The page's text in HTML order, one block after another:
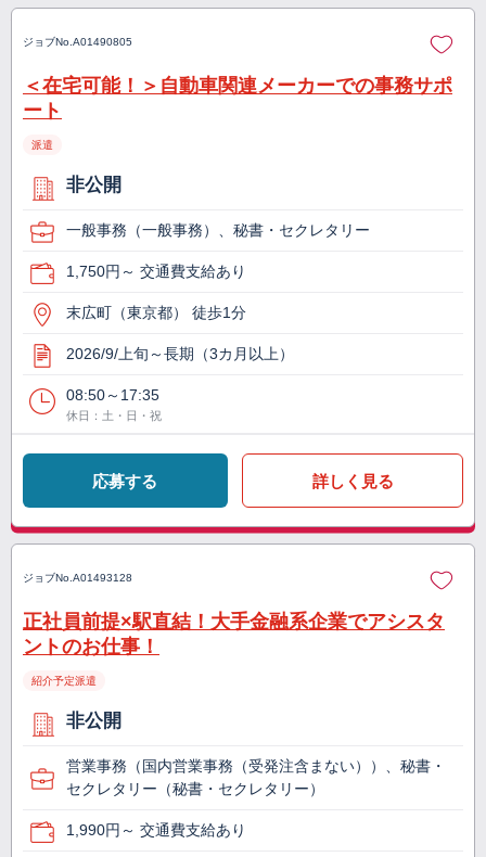
ジョブNo. A01490805
＜在宅可能！＞自動車関連メーカーでの事務サポ
ート
派遣
非公開
一般事務（一般事務）、秘書・セクレタリー
1,750円～ 交通費支給あり
末広町（東京都） 徒歩1分
2026/9/上旬～長期（3カ月以上）
08:50～17:35
休日：土・日・祝
応募する 詳しく見る
ジョブNo. A01493128
正社員前提×駅直結！大手金融系企業でアシスタ
ントのお仕事！
紹介予定派遣
非公開
営業事務（国内営業事務（受発注含まない））、秘書・
セクレタリー（秘書・セクレタリー）
1,990円～ 交通費支給あり